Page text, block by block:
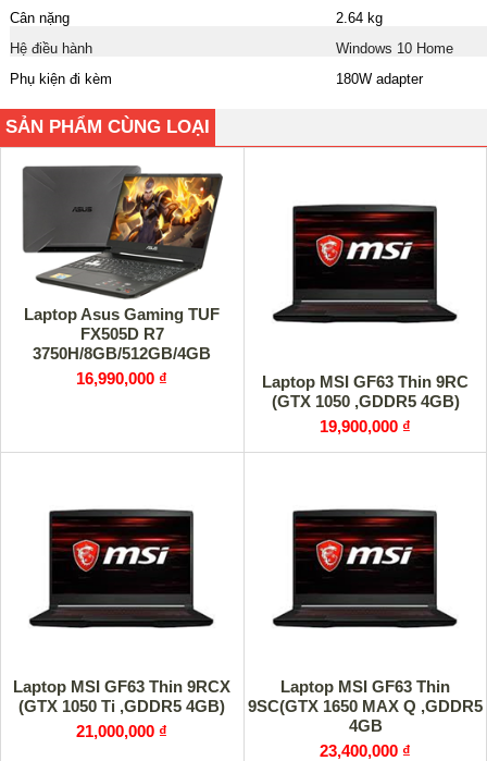
Cân nặng
2.64 kg
Hệ điều hành
Windows 10 Home
Phụ kiện đi kèm
180W adapter
SẢN PHẨM CÙNG LOẠI
Laptop Asus Gaming TUF
FX505D R7
3750H/8GB/512GB/4GB
GTX1650/Win10 (AL003T)
(Hàng Trưng Bày)
16,990,000 ₫
Laptop MSI GF63 Thin 9RC
(GTX 1050 ,GDDR5 4GB)
19,900,000 ₫
Laptop MSI GF63 Thin 9RCX
(GTX 1050 Ti ,GDDR5 4GB)
21,000,000 ₫
Laptop MSI GF63 Thin
9SC(GTX 1650 MAX Q ,GDDR5
4GB
23,400,000 ₫